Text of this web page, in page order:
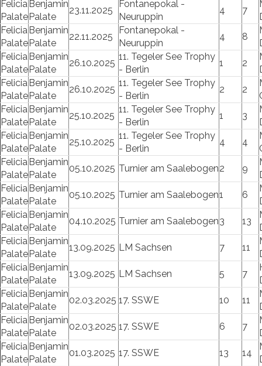
Felicia
Palate
Benjamin
Palate
23.11.2025
Fontanepokal -
Neuruppin
4 7
Felicia
Palate
Benjamin
Palate
22.11.2025
Fontanepokal -
Neuruppin
4 8
Felicia
Palate
Benjamin
Palate
26.10.2025
11. Tegeler See Trophy
- Berlin
1 2
Felicia
Palate
Benjamin
Palate
26.10.2025
11. Tegeler See Trophy
- Berlin
2 2
Felicia
Palate
Benjamin
Palate
25.10.2025
11. Tegeler See Trophy
- Berlin
1 3
Felicia
Palate
Benjamin
Palate
25.10.2025
11. Tegeler See Trophy
- Berlin
4 4
Felicia
Palate
Benjamin
Palate
05.10.2025 Turnier am Saalebogen2 9
Felicia
Palate
Benjamin
Palate
05.10.2025 Turnier am Saalebogen1 6
Felicia
Palate
Benjamin
Palate
04.10.2025 Turnier am Saalebogen3 13
Felicia
Palate
Benjamin
Palate
13.09.2025 LM Sachsen 7 11
Felicia
Palate
Benjamin
Palate
13.09.2025 LM Sachsen 5 7
Felicia
Palate
Benjamin
Palate
02.03.2025 17. SSWE 10 11
Felicia
Palate
Benjamin
Palate
02.03.2025 17. SSWE 6 7
Felicia
Palate
Benjamin
Palate
01.03.2025 17. SSWE 13 14